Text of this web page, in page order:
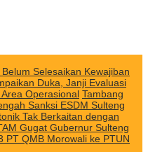
Selesaikan Kewajiban
Duka, Janji Evaluasi
Operasional Tambang
Sanksi ESDM Sulteng
Tak Berkaitan dengan
Gugat Gubernur Sulteng
PT QMB Morowali ke PTUN